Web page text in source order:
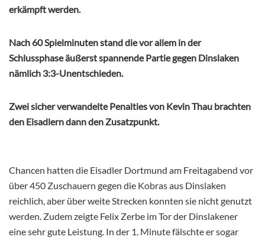
erkämpft werden.
Nach 60 Spielminuten stand die vor allem in der
Schlussphase äußerst spannende Partie gegen Dinslaken
nämlich 3:3-Unentschieden.
Zwei sicher verwandelte Penalties von Kevin Thau brachten
den Eisadlern dann den Zusatzpunkt.
Chancen hatten die Eisadler Dortmund am Freitagabend vor
über 450 Zuschauern gegen die Kobras aus Dinslaken
reichlich, aber über weite Strecken konnten sie nicht genutzt
werden. Zudem zeigte Felix Zerbe im Tor der Dinslakener
eine sehr gute Leistung. In der 1. Minute fälschte er sogar